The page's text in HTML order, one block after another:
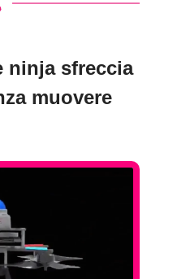
ninja sfreccia
muovere